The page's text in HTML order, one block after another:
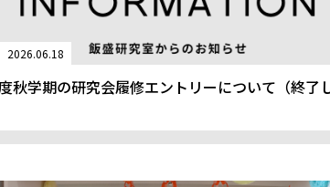
2026.06.18
秋学期の研究会履修エントリーについて（終了